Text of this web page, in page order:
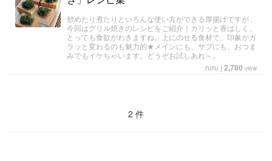
炒めたり煮たりといろんな使い方ができる厚揚げですが、
今回はグリル焼きのレシピをご紹介！カリッと香ばしく、
とっても食欲がわきますね。上にのせる食材で、印象がガ
ラッと変わるのも魅力的★メインにも、サブにも、おつま
みでもイケちゃいます。どうぞお試しあれ～。
ruru | 2,780 view
2 件